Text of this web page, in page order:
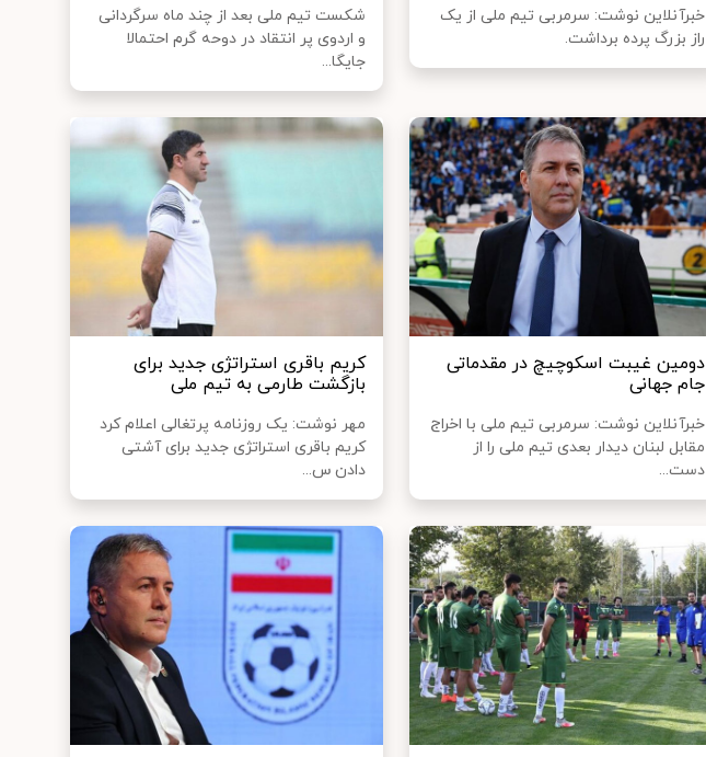
خبرآنلاین نوشت: سرمربی تیم ملی از یک
راز بزرگ پرده برداشت.
شکست تیم ملی بعد از چند ماه سرگردانی
و اردوی پر انتقاد در دوحه گرم احتمالا
جایگا...
دومین غیبت اسکوچیچ در مقدماتی
جام جهانی
خبرآنلاین نوشت: سرمربی تیم ملی با اخراج
مقابل لبنان دیدار بعدی تیم ملی را از
دست...
کریم باقری استراتژی جدید برای
بازگشت طارمی به تیم ملی
مهر نوشت: یک روزنامه پرتغالی اعلام کرد
کریم باقری استراتژی جدید برای آشتی
دادن س...